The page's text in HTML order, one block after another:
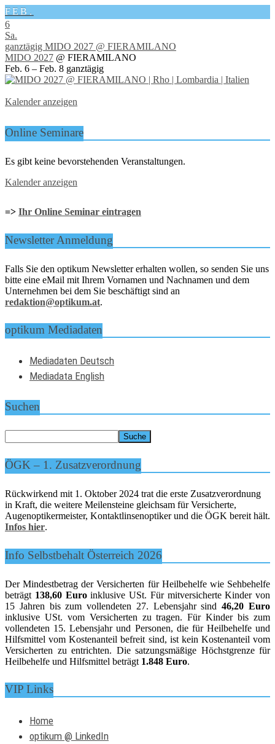
FEB.
6
Sa.
ganztägig MIDO 2027 @ FIERAMILANO
MIDO 2027 @ FIERAMILANO
Feb. 6 – Feb. 8 ganztägig
Kalender anzeigen
Online Seminare
Es gibt keine bevorstehenden Veranstaltungen.
Kalender anzeigen
=> Ihr Online Seminar eintragen
Newsletter Anmeldung
Falls Sie den optikum Newsletter erhalten wollen, so senden Sie uns
bitte eine eMail mit Ihrem Vornamen und Nachnamen und dem
Unternehmen bei dem Sie beschäftigt sind an
redaktion@optikum.at.
optikum Mediadaten
Mediadaten Deutsch
Mediadata English
Suchen
ÖGK – 1. Zusatzverordnung
Rückwirkend mit 1. Oktober 2024 trat die erste Zusatzverordnung
in Kraft, die weitere Meilensteine gleichsam für Versicherte,
Augenoptikermeister, Kontaktlinsenoptiker und die ÖGK bereit hält.
Infos hier.
Info Selbstbehalt Österreich 2026
Der Mindestbetrag der Versicherten für Heilbehelfe wie Sehbehelfe
beträgt 138,60 Euroinklusive USt. Für mitversicherte Kinder von
15 Jahren bis zum vollendeten 27. Lebensjahr sind46,20 Euro
inklusive USt. vom Versicherten zu tragen. Für Kinder bis zum
vollendeten 15. Lebensjahr und Personen, die für Heilbehelfe und
Hilfsmittel vom Kostenanteil befreit sind, ist kein Kostenanteil vom
Versicherten zu entrichten. Die satzungsmäßige Höchstgrenze für
Heilbehelfe und Hilfsmittel beträgt 1.848 Euro.
VIP Links
Home
optikum @ LinkedIn